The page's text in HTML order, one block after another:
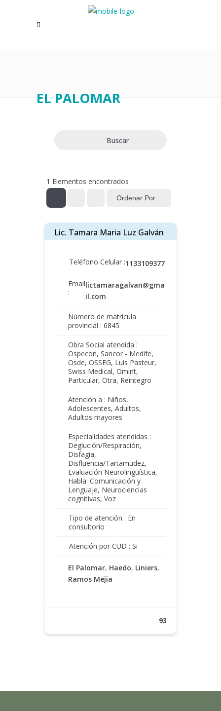
EL PALOMAR
Buscar
1 Elementos encontrados
Ordenar Por
Lic. Tamara Maria Luz Galván
Teléfono Celular :1133109377
Email
:
lictamaragalvan@gma
il.com
Número de matrícula
provincial : 6845
Obra Social atendida :
Ospecon, Sancor - Medife,
Osde, OSSEG, Luis Pasteur,
Swiss Medical, Omint,
Particular, Otra, Reintegro
Atención a : Niños,
Adolescentes, Adultos,
Adultos mayores
Especialidades atendidas :
Deglución/Respiración,
Disfagia,
Disfluencia/Tartamudez,
Evaluación Neurolingüística,
Habla: Comunicación y
Lenguaje, Neurociencias
cognitivas, Voz
Tipo de atención : En
consultorio
Atención por CUD : Si
El Palomar, Haedo, Liniers,
Ramos Mejia
93